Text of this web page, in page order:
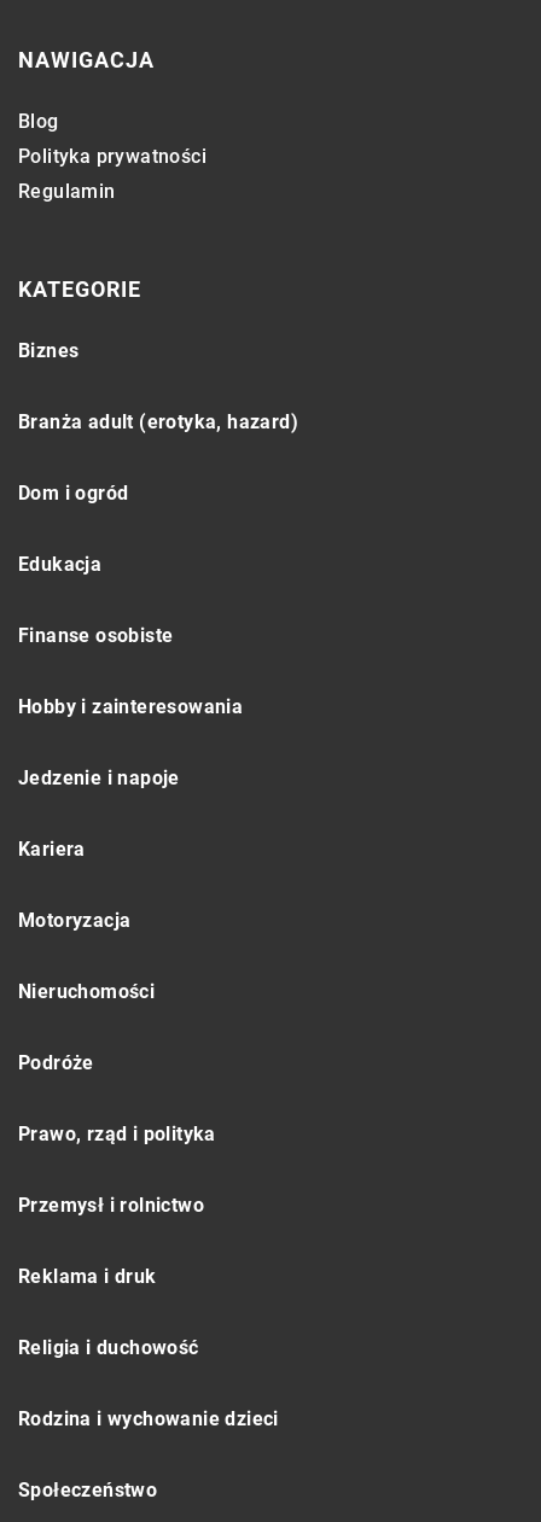
NAWIGACJA
Blog
Polityka prywatności
Regulamin
KATEGORIE
Biznes
Branża adult (erotyka, hazard)
Dom i ogród
Edukacja
Finanse osobiste
Hobby i zainteresowania
Jedzenie i napoje
Kariera
Motoryzacja
Nieruchomości
Podróże
Prawo, rząd i polityka
Przemysł i rolnictwo
Reklama i druk
Religia i duchowość
Rodzina i wychowanie dzieci
Społeczeństwo